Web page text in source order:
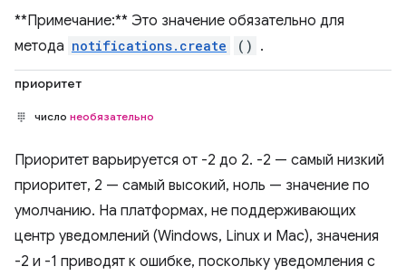
**Примечание:** Это значение обязательно для
метода notifications.create () .
приоритет
число необязательно
Приоритет варьируется от -2 до 2. -2 — самый низкий
приоритет, 2 — самый высокий, ноль — значение по
умолчанию. На платформах, не поддерживающих
центр уведомлений (Windows, Linux и Mac), значения
-2 и -1 приводят к ошибке, поскольку уведомления с